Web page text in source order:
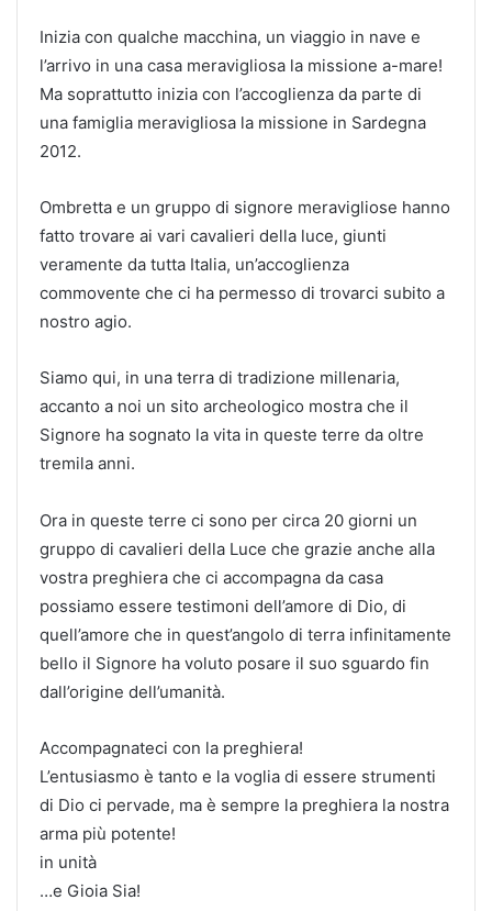
Inizia con qualche macchina, un viaggio in nave e
l’arrivo in una casa meravigliosa la missione a-mare!
Ma soprattutto inizia con l’accoglienza da parte di
una famiglia meravigliosa la missione in Sardegna
2012.
Ombretta e un gruppo di signore meravigliose hanno
fatto trovare ai vari cavalieri della luce, giunti
veramente da tutta Italia, un’accoglienza
commovente che ci ha permesso di trovarci subito a
nostro agio.
Siamo qui, in una terra di tradizione millenaria,
accanto a noi un sito archeologico mostra che il
Signore ha sognato la vita in queste terre da oltre
tremila anni.
Ora in queste terre ci sono per circa 20 giorni un
gruppo di cavalieri della Luce che grazie anche alla
vostra preghiera che ci accompagna da casa
possiamo essere testimoni dell’amore di Dio, di
quell’amore che in quest’angolo di terra infinitamente
bello il Signore ha voluto posare il suo sguardo fin
dall’origine dell’umanità.
Accompagnateci con la preghiera!
L’entusiasmo è tanto e la voglia di essere strumenti
di Dio ci pervade, ma è sempre la preghiera la nostra
arma più potente!
in unità
…e Gioia Sia!